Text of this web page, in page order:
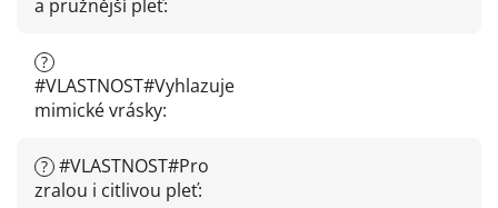
a pružnější pleť:
?
#VLASTNOST#Vyhlazuje
mimické vrásky:
? #VLASTNOST#Pro
zralou i citlivou pleť: